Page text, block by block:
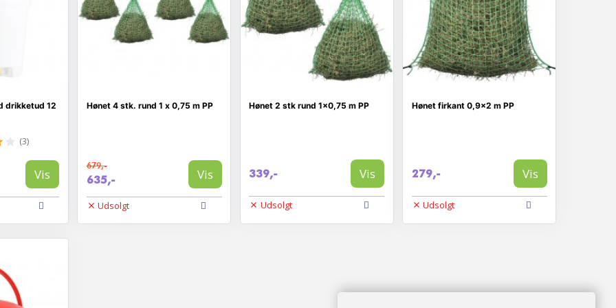
drikketud 12
(3)
Vis
Hønet 4 stk. rund 1 x 0,75 m PP
679,-
635,- Vis
Udsolgt
Hønet 2 stk rund 1x0,75 m PP
339,- Vis
Udsolgt
Hønet firkant 0,9x2 m PP
279,- Vis
Udsolgt